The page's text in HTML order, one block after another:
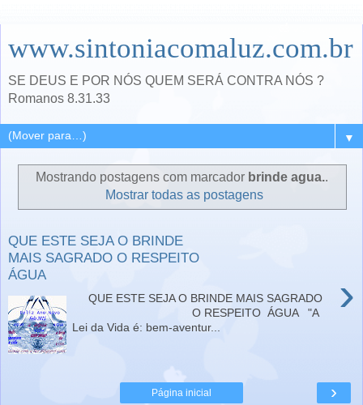
www.sintoniacomaluz.com.br
SE DEUS E POR NÓS QUEM SERÁ CONTRA NÓS ?
Romanos 8.31.33
▼
Mostrando postagens com marcador brinde agua..
Mostrar todas as postagens
QUE ESTE SEJA O BRINDE
MAIS SAGRADO O RESPEITO
ÁGUA
›
QUE ESTE SEJA O BRINDE MAIS SAGRADO
O RESPEITO ÁGUA "A
Lei da Vida é: bem-aventur...
›
Página inicial